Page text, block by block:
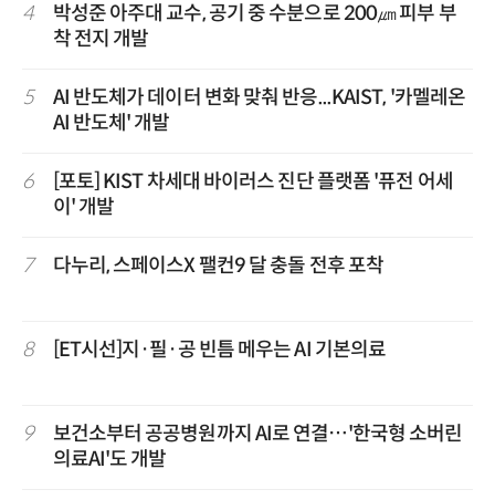
4
박성준 아주대 교수, 공기 중 수분으로 200㎛ 피부 부
착 전지 개발
5
AI 반도체가 데이터 변화 맞춰 반응...KAIST, '카멜레온
AI 반도체' 개발
6
[포토] KIST 차세대 바이러스 진단 플랫폼 '퓨전 어세
이' 개발
7 다누리, 스페이스X 팰컨9 달 충돌 전후 포착
8 [ET시선]지·필·공 빈틈 메우는 AI 기본의료
9
보건소부터 공공병원까지 AI로 연결…'한국형 소버린
의료AI'도 개발